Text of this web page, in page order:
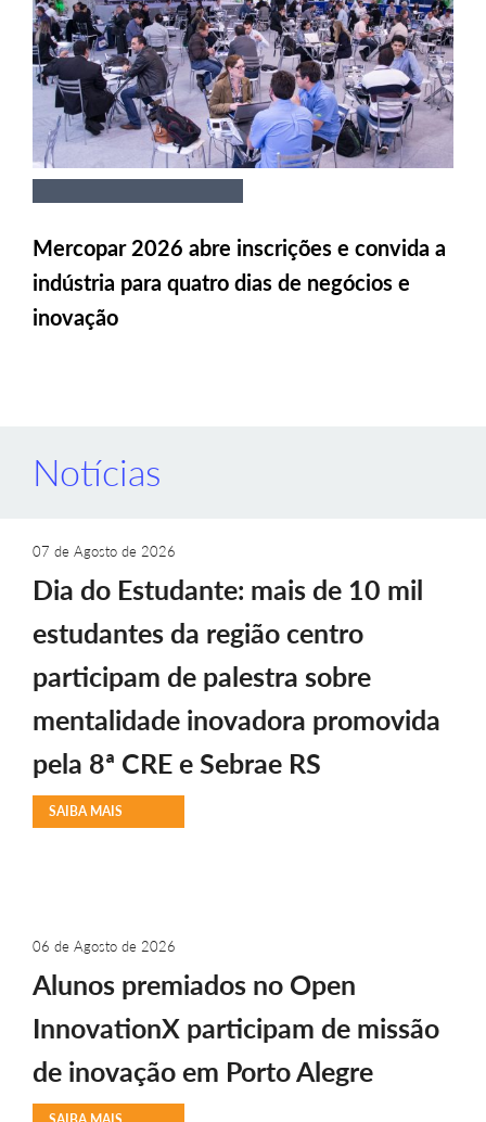
Mercopar 2026 abre inscrições e convida a
indústria para quatro dias de negócios e
inovação
Notícias
07 de Agosto de 2026
Dia do Estudante: mais de 10 mil
estudantes da região centro
participam de palestra sobre
mentalidade inovadora promovida
pela 8ª CRE e Sebrae RS
SAIBA MAIS
06 de Agosto de 2026
Alunos premiados no Open
InnovationX participam de missão
de inovação em Porto Alegre